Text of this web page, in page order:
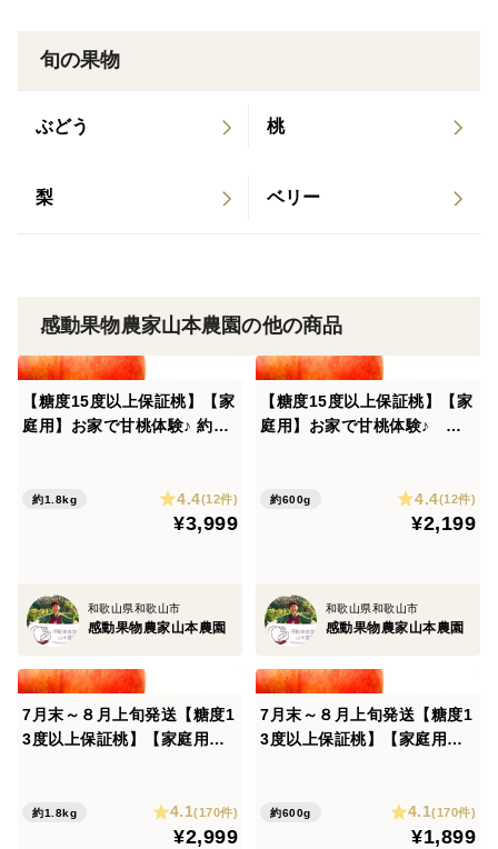
通に栽培すると、メタボ果物という、しまりの無い味わ
11代続く試行錯誤の末、ミネラルBM農法という土壌微
そして、マグネシウム分などのミネラルを活用し、果樹
【除草剤を減らして草生栽培】
土壌微生物の活動に着目している栽培のため、除草剤は
極力使わない中で栽培しています。なので、畑には草が
多く茂っている期間がとても長いです。雑草が根で土を
く、果樹の根も呼吸しやすい環境を作るようにしていま
有機の肥料の中で最も実への味わいを深めるものの一つ
に骨粉肥料があります。中々分解されず、地中の中で止
まってしまいがちですが、注目した土壌微生物の活動に
よって、無駄なく効率よく果樹に吸わせることができま
した。
選果機も持っていて、そちらの方が選別効率がよいで
旬の果物
ぶどう 桃
梨 ベリー
感動果物農家山本農園の他の商品
【糖度15度以上保証桃】【家
庭用】お家で甘桃体験♪ 約1.8
約1.8kg 4.4(12件)
¥3,999
和歌山県和歌山市
感動果物農家山本農園
【糖度15度以上保証桃】【家
庭用】お家で甘桃体験♪ 約6
約600g 4.4(12件)
¥2,199
和歌山県和歌山市
感動果物農家山本農園
7月末～８月上旬発送【糖度1
3度以上保証桃】【家庭用】
約1.8kg 4.1(170件)
¥2,999
7月末～８月上旬発送【糖度1
3度以上保証桃】【家庭用】
約600g 4.1(170件)
¥1,899